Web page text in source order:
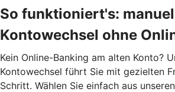
So funktioniert's:
Kontowechsel ohne
Kein Online-Banking am alten Konto?
Kontowechsel führt Sie mit gezielten
Schritt. Wählen Sie einfach aus